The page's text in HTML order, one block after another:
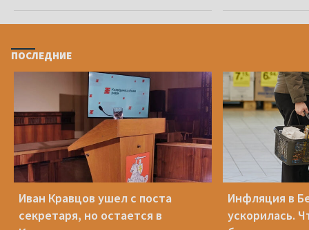
ПОСЛЕДНИЕ
Иван Кравцов ушел с поста
секретаря, но остается в
Инфляция в
ускорилась.